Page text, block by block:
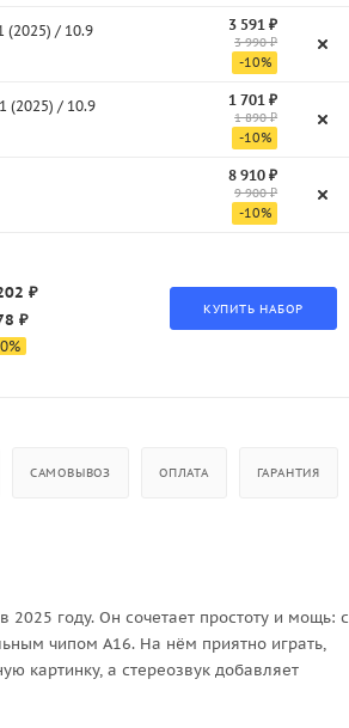
(2025) / 10.9
3 591 ₽
3 990 ₽
-10%
(2025) / 10.9
1 701 ₽
1 890 ₽
-10%
8 910 ₽
9 900 ₽
-10%
₽
₽
%
САМОВЫВОЗ ОПЛАТА ГАРАНТИЯ
году. Он сочетает простоту и мощь: с
чипом A16. На нём приятно играть,
картинку, а стереозвук добавляет